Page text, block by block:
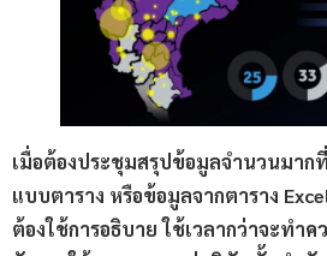
เมื่อต้องประชุมสรุปข้อมูลจำนวนมาก
แบบตาราง หรือข้อมูลจากตาราง
ต้องใช้การอธิบาย ใช้เวลากว่าจะทำค